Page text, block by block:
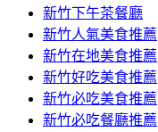
新竹下午茶餐廳
新竹人氣美食推薦
新竹在地美食推薦
新竹好吃美食推薦
新竹必吃美食推薦
新竹必吃餐廳推薦